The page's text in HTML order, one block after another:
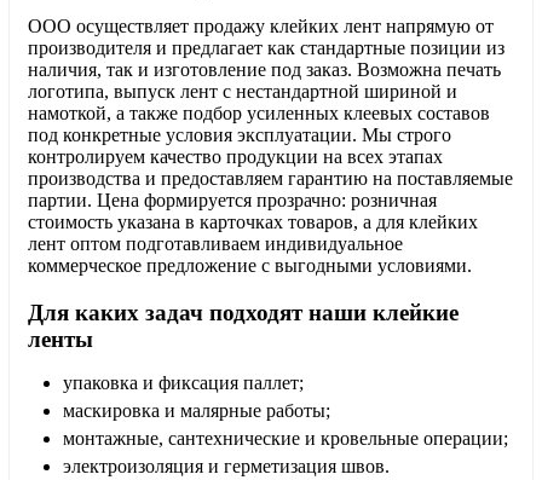
ООО осуществляет продажу клейких лент напрямую от
производителя и предлагает как стандартные позиции из
наличия, так и изготовление под заказ. Возможна печать
логотипа, выпуск лент с нестандартной шириной и
намоткой, а также подбор усиленных клеевых составов
под конкретные условия эксплуатации. Мы строго
контролируем качество продукции на всех этапах
производства и предоставляем гарантию на поставляемые
партии. Цена формируется прозрачно: розничная
стоимость указана в карточках товаров, а для клейких
лент оптом подготавливаем индивидуальное
коммерческое предложение с выгодными условиями.
Для каких задач подходят наши клейкие
ленты
упаковка и фиксация паллет;
маскировка и малярные работы;
монтажные, сантехнические и кровельные операции;
электроизоляция и герметизация швов.